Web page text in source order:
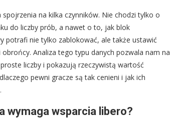
na kilka czynników. Nie chodzi tylko o
do liczby prób, a nawet o to, jak blok
potrafi nie tylko zablokować, ale także ustawić
Analiza tego typu danych pozwala nam na
liczby i pokazują rzeczywistą wartość
pewni gracze są tak cenieni i jak ich
wymaga wsparcia libero?